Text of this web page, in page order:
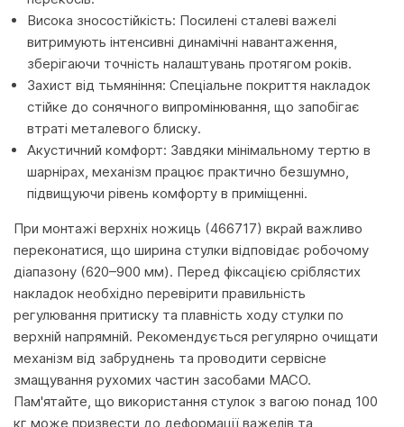
Висока зносостійкість: Посилені сталеві важелі
витримують інтенсивні динамічні навантаження,
зберігаючи точність налаштувань протягом років.
Захист від тьмяніння: Спеціальне покриття накладок
стійке до сонячного випромінювання, що запобігає
втраті металевого блиску.
Акустичний комфорт: Завдяки мінімальному тертю в
шарнірах, механізм працює практично безшумно,
підвищуючи рівень комфорту в приміщенні.
При монтажі верхніх ножиць (466717) вкрай важливо
переконатися, що ширина стулки відповідає робочому
діапазону (620–900 мм). Перед фіксацією сріблястих
накладок необхідно перевірити правильність
регулювання притиску та плавність ходу стулки по
верхній напрямній. Рекомендується регулярно очищати
механізм від забруднень та проводити сервісне
змащування рухомих частин засобами MACO.
Пам'ятайте, що використання стулок з вагою понад 100
кг може призвести до деформації важелів та